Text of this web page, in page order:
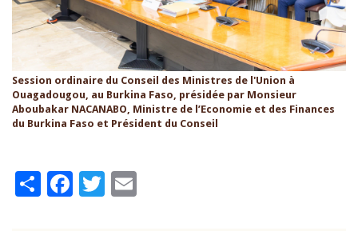
Session ordinaire du Conseil des Ministres de l'Union à
Ouagadougou, au Burkina Faso, présidée par Monsieur
Aboubakar NACANABO, Ministre de l’Economie et des Finances
du Burkina Faso et Président du Conseil
ShareFacebook
Twitter